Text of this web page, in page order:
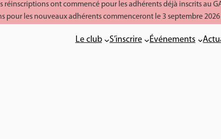
réinscriptions ont commencé pour les adhérents déjà inscrits au
pour les nouveaux adhérents commenceront le 3 septembre 2026
Le club S’inscrire Événements